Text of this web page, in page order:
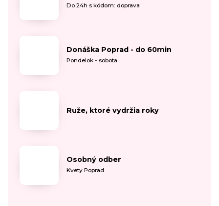
Do 24h s kódom: doprava
Donáška Poprad - do 60min
Pondelok - sobota
Ruže, ktoré vydržia roky
Osobný odber
Kvety Poprad